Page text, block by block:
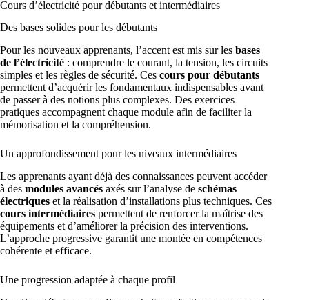
Cours d’électricité pour débutants et intermédiaires
Des bases solides pour les débutants
Pour les nouveaux apprenants, l’accent est mis sur les bases
de l’électricité : comprendre le courant, la tension, les circuits
simples et les règles de sécurité. Ces cours pour débutants
permettent d’acquérir les fondamentaux indispensables avant
de passer à des notions plus complexes. Des exercices
pratiques accompagnent chaque module afin de faciliter la
mémorisation et la compréhension.
Un approfondissement pour les niveaux intermédiaires
Les apprenants ayant déjà des connaissances peuvent accéder
à des modules avancés axés sur l’analyse de schémas
électriques et la réalisation d’installations plus techniques. Ces
cours intermédiaires permettent de renforcer la maîtrise des
équipements et d’améliorer la précision des interventions.
L’approche progressive garantit une montée en compétences
cohérente et efficace.
Une progression adaptée à chaque profil